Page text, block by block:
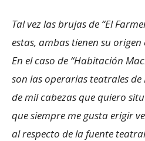
Tal vez las brujas de “El
estas, ambas tienen su
En el caso de “Habitación
son las operarias teatrales de
de mil cabezas que quiero
que siempre me gusta erigir
al respecto de la fuente